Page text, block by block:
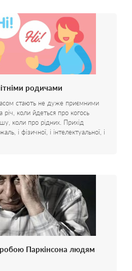
родичами
стають не дуже приємними
коли йдеться про когось
коли про рідних. Прихід
і фізичної, і інтелектуальної, і
Паркінсона людям